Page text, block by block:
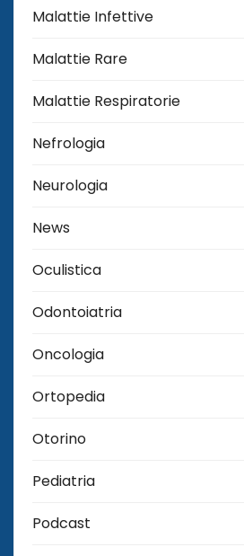
Malattie Infettive
Malattie Rare
Malattie Respiratorie
Nefrologia
Neurologia
News
Oculistica
Odontoiatria
Oncologia
Ortopedia
Otorino
Pediatria
Podcast